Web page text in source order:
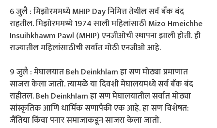
6 जुलै : मिझोरममध्ये MHIP Day निमित्त तेथील सर्व बँक बंद
राहतील. मिझोरममध्ये 1974 साली महिलांसाठी Mizo Hmeichhe
Insuihkhawm Pawl (MHIP) एनजीओची स्थापना झाली होती. ही
राज्यातील महिलांसाठीची सर्वात मोठी एनजीओ आहे.
9 जुलै : मेघालयात Beh Deinkhlam हा सण मोठ्या प्रमाणात
साजरा केला जातो. त्यामळे या दिवशी मेघालयमध्ये सर्व बँक बंद
राहीतल. Beh Deinkhlam हा सण मेघालयातील सर्वात मोठ्या
सांस्कृतिक आणि धार्मिक सणापैकी एक आहे. हा सण विशेषत:
जैंतिया किंवा पनार समाजाकडून साजरा केला जातो.